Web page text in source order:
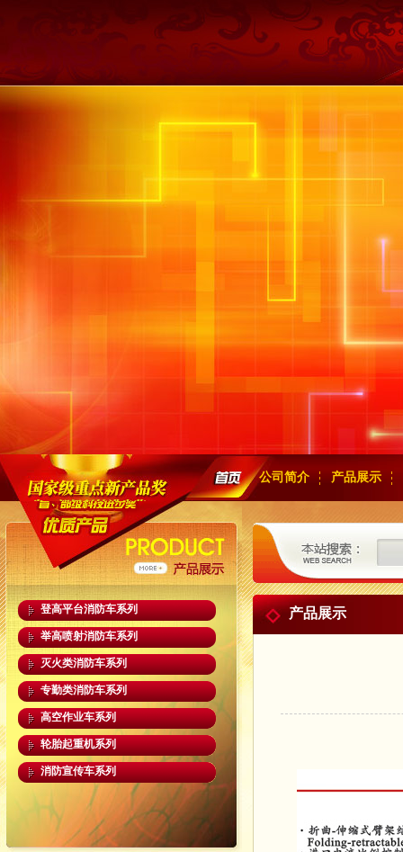
公司简介 产品展示
登高平台消防车系列
举高喷射消防车系列
灭火类消防车系列
专勤类消防车系列
高空作业车系列
轮胎起重机系列
消防宣传车系列
产品展示